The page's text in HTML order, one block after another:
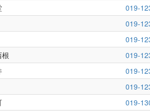
019-
019-
019-
019-
019-
019-
019-